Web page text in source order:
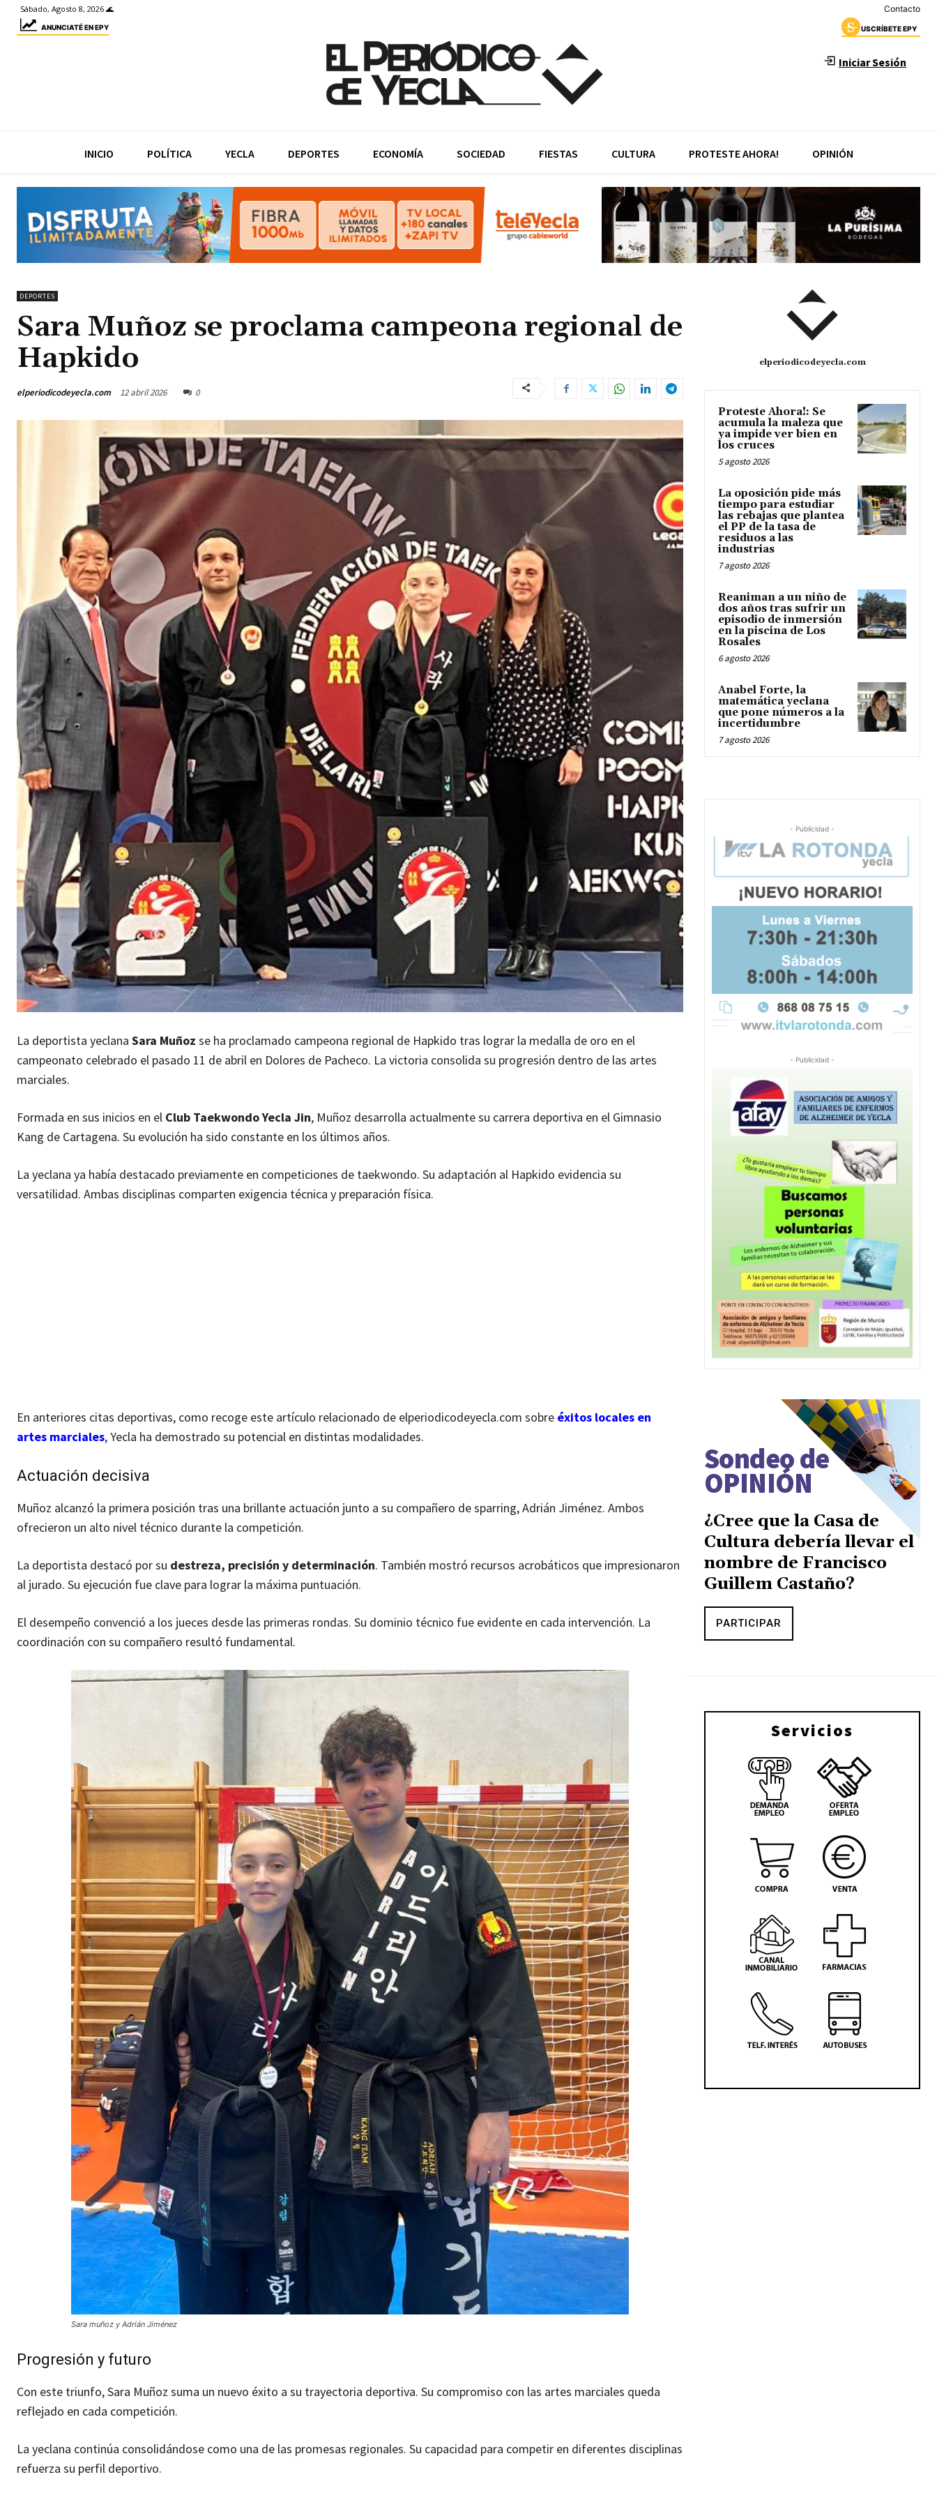
Sábado, Agosto 8, 2026 🌊 Contacto
ANUNCIATÉ EN EPY USCRÍBETE EPY
Iniciar Sesión
INICIO POLÍTICA YECLA DEPORTES ECONOMÍA SOCIEDAD FIESTAS CULTURA PROTESTE AHORA! OPINIÓN
DEPORTES
Sara Muñoz se proclama campeona regional de
Hapkido
elperiodicodeyecla.com 12 abril 2026 0
La deportista yeclana Sara Muñoz se ha proclamado campeona regional de Hapkido tras lograr la medalla de oro en el
campeonato celebrado el pasado 11 de abril en Dolores de Pacheco. La victoria consolida su progresión dentro de las artes
marciales.
Formada en sus inicios en el Club Taekwondo Yecla Jin, Muñoz desarrolla actualmente su carrera deportiva en el Gimnasio
Kang de Cartagena. Su evolución ha sido constante en los últimos años.
La yeclana ya había destacado previamente en competiciones de taekwondo. Su adaptación al Hapkido evidencia su
versatilidad. Ambas disciplinas comparten exigencia técnica y preparación física.
En anteriores citas deportivas, como recoge este artículo relacionado de elperiodicodeyecla.com sobre éxitos locales en
artes marciales, Yecla ha demostrado su potencial en distintas modalidades.
Actuación decisiva
Muñoz alcanzó la primera posición tras una brillante actuación junto a su compañero de sparring, Adrián Jiménez. Ambos
ofrecieron un alto nivel técnico durante la competición.
La deportista destacó por su destreza, precisión y determinación. También mostró recursos acrobáticos que impresionaron
al jurado. Su ejecución fue clave para lograr la máxima puntuación.
El desempeño convenció a los jueces desde las primeras rondas. Su dominio técnico fue evidente en cada intervención. La
coordinación con su compañero resultó fundamental.
Sara muñoz y Adrián Jiménez
Progresión y futuro
Con este triunfo, Sara Muñoz suma un nuevo éxito a su trayectoria deportiva. Su compromiso con las artes marciales queda
reflejado en cada competición.
La yeclana continúa consolidándose como una de las promesas regionales. Su capacidad para competir en diferentes disciplinas
refuerza su perfil deportivo.
elperiodicodeyecla.com
Proteste Ahora!: Se
acumula la maleza que
ya impide ver bien en
los cruces
5 agosto 2026
La oposición pide más
tiempo para estudiar
las rebajas que plantea
el PP de la tasa de
residuos a las
industrias
7 agosto 2026
Reaniman a un niño de
dos años tras sufrir un
episodio de inmersión
en la piscina de Los
Rosales
6 agosto 2026
Anabel Forte, la
matemática yeclana
que pone números a la
incertidumbre
7 agosto 2026
- Publicidad -
- Publicidad -
Sondeo de
OPINIÓN
¿Cree que la Casa de
Cultura debería llevar el
nombre de Francisco
Guillem Castaño?
PARTICIPAR
Servicios